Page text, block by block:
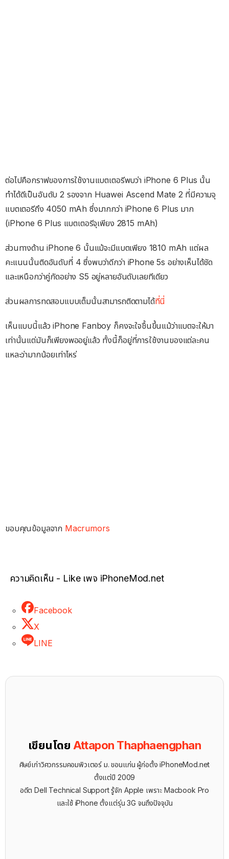
ต่อไปคือกราฟของการใช้งานแบตเตอรีพบว่า iPhone 6 Plus นั้น
ทำได้ดีเป็นอันดับ 2 รองจาก Huawei Ascend Mate 2 ที่มีความจุ
แบตเตอรีถึง 4050 mAh ซึ่งมากกว่า iPhone 6 Plus มาก
(iPhone 6 Plus แบตเตอรีจุเพียง 2815 mAh)
ส่วนทางด้าน iPhone 6 นั้นแม้จะมีแบตเพียง 1810 mAh แต่ผล
คะแนนนั้นติดอันดับที่ 4 ซึ่งพบว่าดีกว่า iPhone 5s อย่างเห็นได้ชัด
และเหนือกว่าคู่กัดอย่าง S5 อยู่หลายอันดับเลยทีเดียว
ส่วนผลการทดสอบแบบเต็มนั้นสามารถติดตามได้ที่นี่
เห็นแบบนี้แล้ว iPhone Fanboy ก็คงจะใจชื้นขึ้นแม้ว่าแบตจะให้มา
เท่านั้นแต่มันก็เพียงพออยู่แล้ว ทั้งนี้ก็อยู่ที่การใช้งานของแต่ละคน
แหละว่ามากน้อยเท่าไหร่
ขอบคุณข้อมูลจาก Macrumors
ความคิดเห็น - Like เพจ iPhoneMod.net
Facebook
X
LINE
เขียนโดย Attapon Thaphaengphan
ศิษย์เก่าวิศวกรรมคอมพิวเตอร์ ม. ขอนแก่น ผู้ก่อตั้ง iPhoneMod.net
ตั้งแต่ปี 2009
อดีต Dell Technical Support รู้จัก ​Apple เพราะ Macbook Pro
และใช้ iPhone ตั้งแต่รุ่น 3G จนถึงปัจจุบัน